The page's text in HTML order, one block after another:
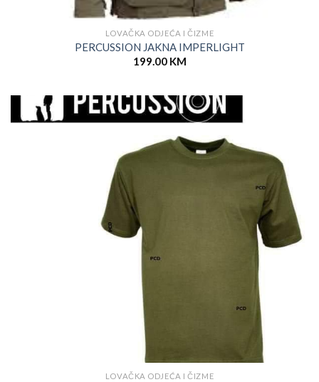
LOVAČKA ODJEĆA I ČIZME
PERCUSSION JAKNA IMPERLIGHT
199.00 KM
LOVAČKA ODJEĆA I ČIZME